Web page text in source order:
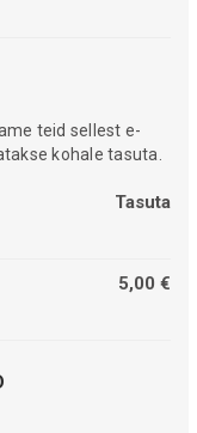
teid sellest e-
kohale tasuta.
Tasuta
5,00 €